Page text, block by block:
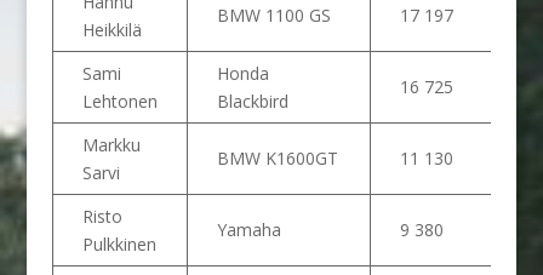
Heikkilä
BMW 1100 GS 17 197
Sami
Lehtonen
Honda
Blackbird
16 725
Markku
Sarvi
BMW K1600GT 11 130
Risto
Pulkkinen
Yamaha 9 380